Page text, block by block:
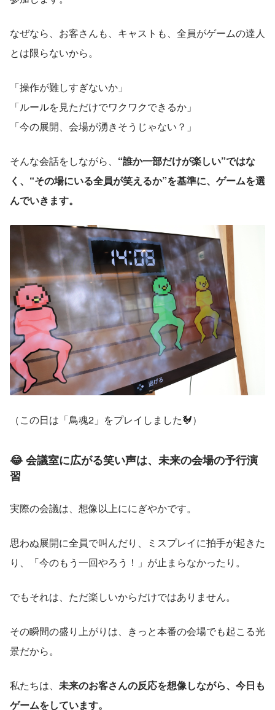
なぜなら、お客さんも、キャストも、全員がゲームの達人
とは限らないから。
「操作が難しすぎないか」
「ルールを見ただけでワクワクできるか」
「今の展開、会場が湧きそうじゃない？」
そんな会話をしながら、 “誰か一部だけが楽しい”ではな
く、“その場にいる全員が笑えるか”を基準に、ゲームを選
んでいきます。
（この日は「鳥魂2」をプレイしました🐓）
😂 会議室に広がる笑い声は、未来の会場の予行演
習
実際の会議は、想像以上ににぎやかです。
思わぬ展開に全員で叫んだり、ミスプレイに拍手が起きた
り、「今のもう一回やろう！」が止まらなかったり。
でもそれは、ただ楽しいからだけではありません。
その瞬間の盛り上がりは、きっと本番の会場でも起こる光
景だから。
私たちは、 未来のお客さんの反応を想像しながら、今日も
ゲームをしています。